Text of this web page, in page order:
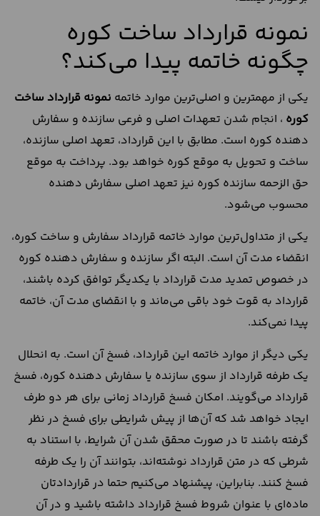
نمونه قرارداد ساخت کوره
چگونه خاتمه پیدا می‌کند؟
یکی از مهمترین و اصلی‌ترین موارد خاتمه نمونه قرارداد ساخت
کوره ، انجام شدن تعهدات اصلی و فرعی سازنده و سفارش
دهنده کوره است. مطابق با این قرارداد، تعهد اصلی سازنده،
ساخت و تحویل به موقع کوره خواهد بود. پرداخت به موقع
حق الزحمه سازنده کوره نیز تعهد اصلی سفارش دهنده
محسوب می‌شود.
یکی از متداول‌ترین موارد خاتمه قرارداد سفارش و ساخت کوره،
انقضاء مدت آن است. البته اگر سازنده و سفارش دهنده کوره
در خصوص تمدید مدت قرارداد با یکدیگر توافق کرده باشند،
قرارداد به قوت خود باقی می‌ماند و با انقضای مدت آن، خاتمه
پیدا نمی‌کند.
یکی دیگر از موارد خاتمه این قرارداد، فسخ آن است. به انحلال
یک طرفه قرارداد از سوی سازنده یا سفارش دهنده کوره، فسخ
قرارداد می‌گویند. امکان فسخ قرارداد زمانی برای هر دو طرف
ایجاد خواهد شد که آن‌ها از پیش شرایطی برای فسخ در نظر
گرفته باشند تا در صورت محقق شدن آن شرایط، با استناد به
شرطی که در متن قرارداد نوشته‌اند، بتوانند آن را یک طرفه
فسخ کنند. بنابراین، پیشنهاد می‌کنیم حتما در قراردادتان
ماده‌ای با عنوان شروط فسخ قرارداد داشته باشید و در آن